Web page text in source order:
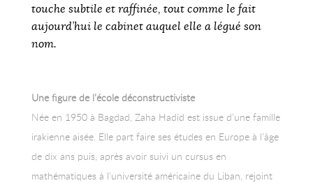
touche subtile et raffinée, tout comme le fait
aujourd’hui le cabinet auquel elle a légué son
nom.
Une figure de l’école déconstructiviste
Née en 1950 à Bagdad, Zaha Hadid est issue d’une famille
irakienne aisée. Elle part faire ses études en Europe à l’âge
de dix ans puis, après avoir suivi un cursus en
mathématiques à l’université américaine du Liban, rejoint